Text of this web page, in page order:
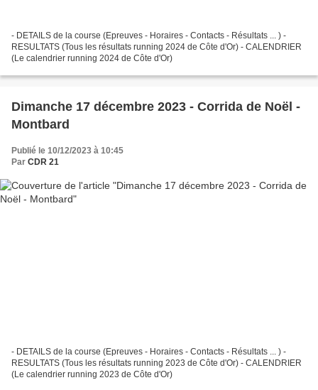
- DETAILS de la course (Epreuves - Horaires - Contacts - Résultats ... ) -
RESULTATS (Tous les résultats running 2024 de Côte d'Or) - CALENDRIER
(Le calendrier running 2024 de Côte d'Or)
Dimanche 17 décembre 2023 - Corrida de Noël -
Montbard
Publié le 10/12/2023 à 10:45
Par CDR 21
- DETAILS de la course (Epreuves - Horaires - Contacts - Résultats ... ) -
RESULTATS (Tous les résultats running 2023 de Côte d'Or) - CALENDRIER
(Le calendrier running 2023 de Côte d'Or)